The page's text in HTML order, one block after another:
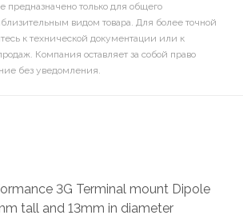
предназначено только для общего
видом товара. Для более точной
к технической документации или к
Компания оставляет за собой право
без уведомления.
3G Terminal mount Dipole
tall and 13mm in diameter